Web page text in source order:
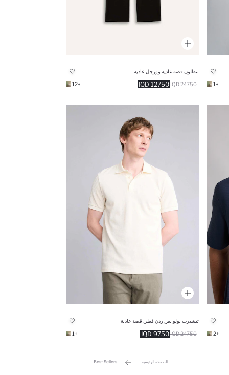
+1
بنطلون قصة عادية وورجل عادية
12750 IQD 24750 IQD
+12
+2
تيشيرت بولو نص ردن قطن قصة عادية
9750 IQD 24750 IQD
+1
الصفحة الرئيسية Best Sellers